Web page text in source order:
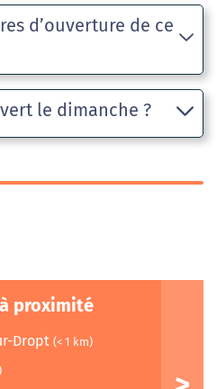
d’ouverture de ce
le dimanche ?
proximité
Dropt (< 1 km)